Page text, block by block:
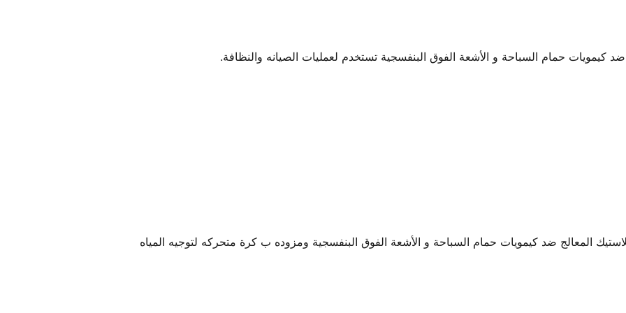
حمام السباحة و الأشعة الفوق البنفسجية تستخدم لعمليات الصيانه والنظافة.
المعالج ضد كيمويات حمام السباحة و الأشعة الفوق البنفسجية ومزوده ب كرة متحركه لتوجيه المياه